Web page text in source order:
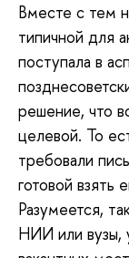
Вместе с тем
типичной для
поступала в
решение, что
целевой. То
требовали
готовой взять
Разумеется,
НИИ или вузы,